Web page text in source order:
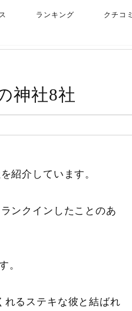
ランキング クチコミ
神社8社
紹介しています。
ンクインしたことのあ
。
るステキな彼と結ばれ